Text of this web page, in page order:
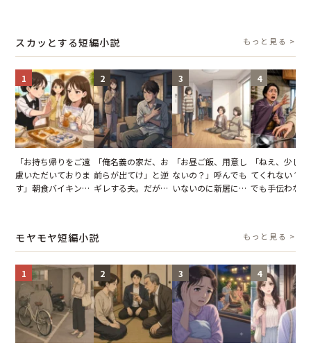
が一変
スカッとする短編小説 もっと見る >
1
「お持ち帰りをご遠
慮いただいておりま
す」朝食バイキング
が一変
2
「俺名義の家だ、お
前らが出てけ」と逆
ギレする夫。だが、
3
「お昼ご飯、用意し
ないの？」呼んでも
いないのに新居にあ
4
「ねえ、少し
てくれない？
でも手伝わな
モヤモヤ短編小説 もっと見る >
1 2 3 4